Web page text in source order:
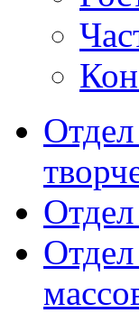
Отдел